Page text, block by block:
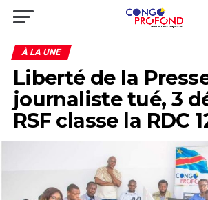
À LA UNE
Liberté de la
journaliste tué, 3
RSF classe la RDC